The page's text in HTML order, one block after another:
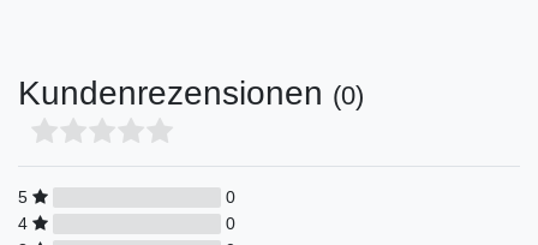
Kundenrezensionen (0)
5
0
4
0